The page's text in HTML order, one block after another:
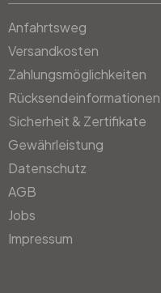
Anfahrtsweg
Versandkosten
Zahlungsmöglichkeiten
Rücksendeinformationen
Sicherheit & Zertifikate
Gewährleistung
Datenschutz
AGB
Jobs
Impressum